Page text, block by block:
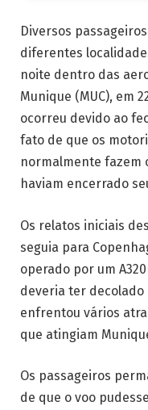
Diversos
diferentes
noite dentro das
Munique (MUC), em
ocorreu devido ao
fato de que os
normalmente
haviam encerrado
Os relatos iniciais
seguia para
operado por um
deveria ter decolado
enfrentou vários
que atingiam
Os passageiros
de que o voo